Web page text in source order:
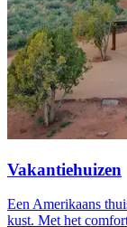
Vakantiehuizen
Een Amerikaans
kust. Met het